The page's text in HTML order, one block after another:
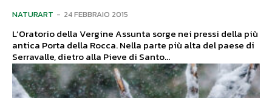
NATURART - 24 FEBBRAIO 2015
L’Oratorio della Vergine Assunta sorge nei pressi della più
antica Porta della Rocca. Nella parte più alta del paese di
Serravalle, dietro alla Pieve di Santo...